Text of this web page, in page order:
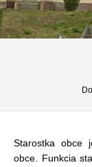
O
Starostka obce
obce. Funkcia